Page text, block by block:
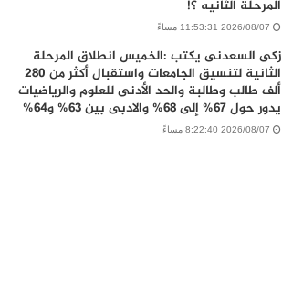
المرحلة الثانيه ؟!
2026/08/07 11:53:31 مساءً
زكى السعدنى يكتب :الخميس انطلاق المرحلة
الثانية لتنسيق الجامعات واستقبال أكثر من 280
ألف طالب وطالبة والحد الأدنى للعلوم والرياضيات
يدور حول 67% إلى 68% والادبى بين 63% و64%
2026/08/07 8:22:40 مساءً